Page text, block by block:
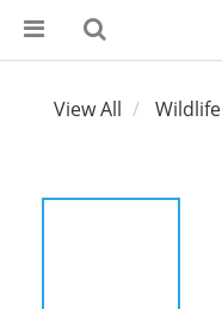
View All Wildlife